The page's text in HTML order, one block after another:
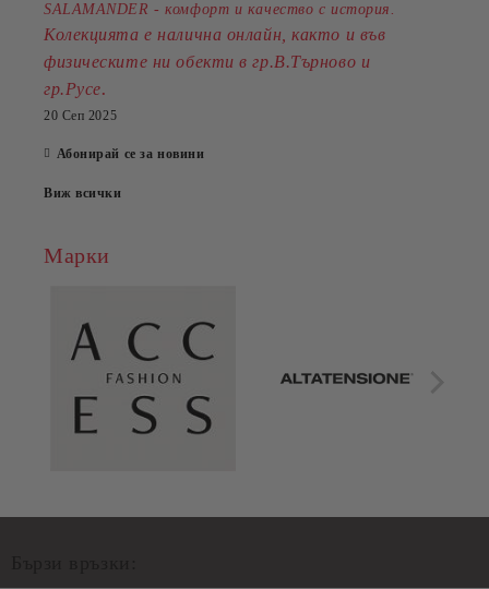
SALAMANDER - комфорт и качество с история.
Колекцията е налична онлайн, както и във
физическите ни обекти в гр.В.Търново и
гр.Русе.
20 Сеп 2025
Абонирай се за новини
Виж всички
Марки